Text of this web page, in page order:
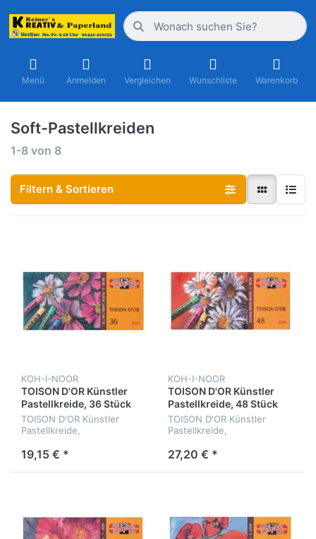
Menü Anmelden Vergleichen Wunschliste Warenkorb
Soft-Pastellkreiden
1-8 von 8
Filtern & Sortieren
KOH-I-NOOR
TOISON D'OR Künstler
Pastellkreide, 36 Stück
TOISON D'OR Künstler
Pastellkreide,
Kreiden
19,15 € *
KOH-I-NOOR
TOISON D'OR Künstler
Pastellkreide, 48 Stück
TOISON D'OR Künstler
Pastellkreide,
Stück
27,20 € *